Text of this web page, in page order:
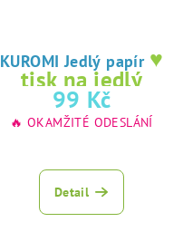
KUROMI Jedlý papír ♥
tisk na jedlý
papír
99 Kč
🔥 OKAMŽITÉ ODESLÁNÍ
Detail